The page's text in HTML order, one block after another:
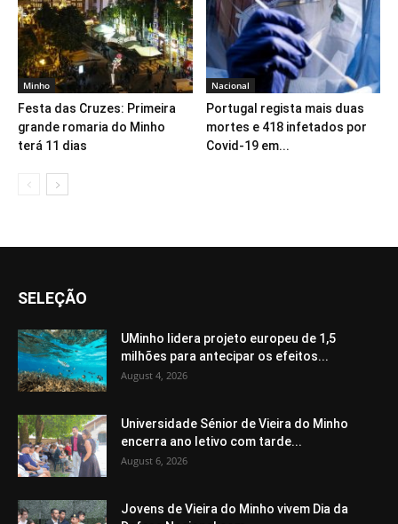
Minho
Festa das Cruzes: Primeira
grande romaria do Minho
terá 11 dias
Nacional
Portugal regista mais duas
mortes e 418 infetados por
Covid-19 em...
SELEÇÃO
UMinho lidera projeto europeu de 1,5
milhões para antecipar os efeitos...
August 4, 2026
Universidade Sénior de Vieira do Minho
encerra ano letivo com tarde...
August 6, 2026
Jovens de Vieira do Minho vivem Dia da